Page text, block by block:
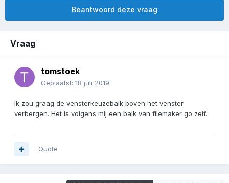
Beantwoord deze vraag
Vraag
tomstoek
Geplaatst: 18 juli 2019
Ik zou graag de vensterkeuzebalk boven het venster
verbergen. Het is volgens mij een balk van filemaker go zelf.
Quote